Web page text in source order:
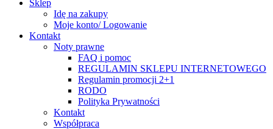
Sklep
Idę na zakupy
Moje konto/ Logowanie
Kontakt
Noty prawne
FAQ i pomoc
REGULAMIN SKLEPU INTERNETOWEGO
Regulamin promocji 2+1
RODO
Polityka Prywatności
Kontakt
Współpraca